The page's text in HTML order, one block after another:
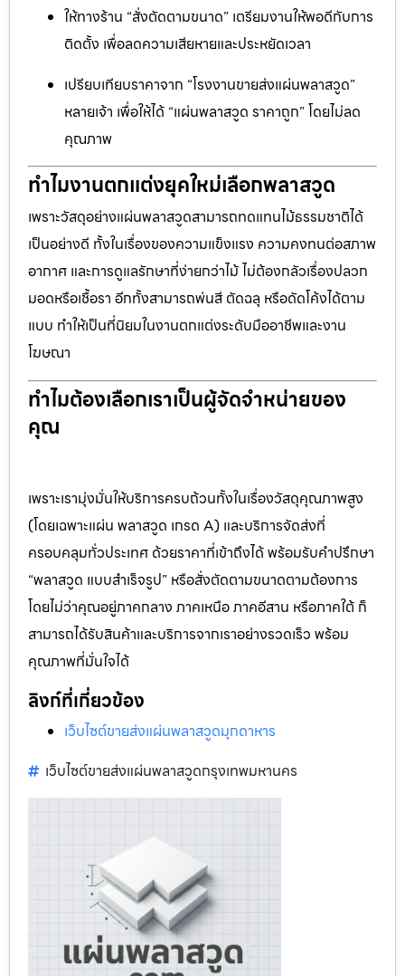
ให้ทางร้าน “สั่งตัดตามขนาด” เตรียมงานให้พอดีกับการ
ติดตั้ง เพื่อลดความเสียหายและประหยัดเวลา
เปรียบเทียบราคาจาก “โรงงานขายส่งแผ่นพลาสวูด”
หลายเจ้า เพื่อให้ได้ “แผ่นพลาสวูด ราคาถูก” โดยไม่ลด
คุณภาพ
ทำไมงานตกแต่งยุคใหม่เลือกพลาสวูด
เพราะวัสดุอย่างแผ่นพลาสวูดสามารถทดแทนไม้ธรรมชาติได้
เป็นอย่างดี ทั้งในเรื่องของความแข็งแรง ความคงทนต่อสภาพ
อากาศ และการดูแลรักษาที่ง่ายกว่าไม้ ไม่ต้องกลัวเรื่องปลวก
มอดหรือเชื้อรา อีกทั้งสามารถพ่นสี ตัดฉลุ หรือดัดโค้งได้ตาม
แบบ ทำให้เป็นที่นิยมในงานตกแต่งระดับมืออาชีพและงาน
โฆษณา
ทำไมต้องเลือกเราเป็นผู้จัดจำหน่ายของ
คุณ
เพราะเรามุ่งมั่นให้บริการครบถ้วนทั้งในเรื่องวัสดุคุณภาพสูง
(โดยเฉพาะแผ่น พลาสวูด เกรด A) และบริการจัดส่งที่
ครอบคลุมทั่วประเทศ ด้วยราคาที่เข้าถึงได้ พร้อมรับคำปรึกษา
“พลาสวูด แบบสำเร็จรูป” หรือสั่งตัดตามขนาดตามต้องการ
โดยไม่ว่าคุณอยู่ภาคกลาง ภาคเหนือ ภาคอีสาน หรือภาคใต้ ก็
สามารถได้รับสินค้าและบริการจากเราอย่างรวดเร็ว พร้อม
คุณภาพที่มั่นใจได้
ลิงก์ที่เกี่ยวข้อง
เว็บไซต์ขายส่งแผ่นพลาสวูดมุกดาหาร
เว็บไซต์ขายส่งแผ่นพลาสวูดกรุงเทพมหานคร